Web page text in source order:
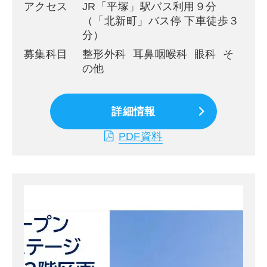
アクセス
JR「平塚」駅バス利用９分
（「北新町」バス停 下車徒歩３
分）
募集科目
整形外科 耳鼻咽喉科 眼科 そ
の他
詳細情報
PDF資料